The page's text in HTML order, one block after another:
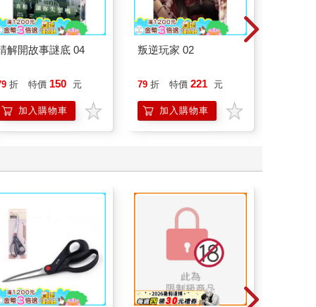
解開故事謎底 04
折 特價 150 元
加入購物車
叛逆玩家 02
79 折 特價 221 元
加入購物車